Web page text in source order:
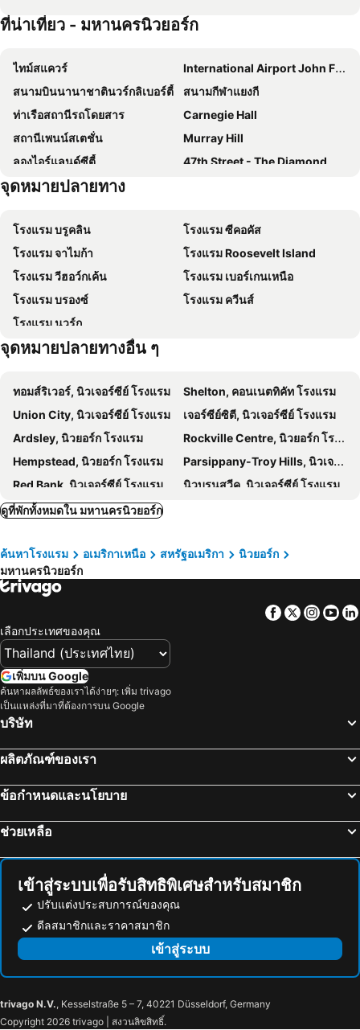
The Leo House
Park Central Hotel New York
Fitzpatrick Grand Central
The Renwick
Now Now Noho
AMTD Idea Tribeca Hotel
The Gallivant Times Square
Wyndham Garden Chinatown
Radio Hotel
เดอะ แมนฮัตตัน คลับ
Hyatt Grand Central New York
Royalton New York
โรงแรมคาร์ลตัน อาร์มส์
Moxy NYC Lower East Side
Residence Inn New York Manhattan/Central Park
Renaissance New York Harlem Hotel
Intercontinental Hotels New York Barclay By Ihg
Holiday Inn Nyc - Lower East Side By Ihg
Westgate New York Grand Central
โฟร์พอยท์ส บายเชอราตัน มิดทาวน์-ไทม์สแควร์
Kimpton Ashbel New York - Park Avenue
Romer Hell's Kitchen
Hotel Riu Plaza Manhattan Times Square
Hotel St. James
Mayfair Hotel, Ascend Hotel Collection
Hotel Riu Plaza New York Times Square
เดอะเวสทิน นิวยอร์ก ที่ไทม์สแควร์
The Knickerbocker Hotel
โรงแรมเบลเวเดียร์
Courtyard by Marriott New York Manhattan/Chelsea
เดอะเวสทิน นิวยอร์ก แกรนด์เซ็นทรัล
Even Hotel New York - Times Square South By Ihg
Waldorf Astoria New York
The Cloud One New York-Downtown, by the Motel One Group
ที่น่าเที่ยว - มหานครนิวยอร์ก
ไทม์สแควร์
International Airport John F. Kennedy
สนามบินนานาชาตินวร์กลิเบอร์ตี้
สนามกีฬาแยงกี
ท่าเรือสถานีรถโดยสาร
Carnegie Hall
สถานีเพนน์สเตชั่น
Murray Hill
ลองไอร์แลนด์ซีตี้
47th Street - The Diamond District
Grand Central 42nd St Metro Station
W 4th St Washington Sq (Upper) Metro Station
Times Sq 42nd St Metro Station
อีสต์วีจเรจ
Greenpoint
74th St Broadway Metro Station
Westminster Dog Show
Puerto Rican Day Parade
JFK Runway Run
Pop-Up! The Magical World of Movable Books
Union Square Autumn Fair
Orchid Show
East Broadway Metro Station
Grant City
Woodhaven
วอลสตรีท
West Farms Sq E Tremont Av Metro Station
Rockaway Park Beach 116 St Metro Station
137th St City College Metro Station
Van Nest
Bath Beach
จุดหมายปลายทาง
โรงแรม บรูคลิน
โรงแรม ซีคอคัส
โรงแรม จาไมก้า
โรงแรม Roosevelt Island
โรงแรม วีฮอว์กเค้น
โรงแรม เบอร์เกนเหนือ
โรงแรม บรองซ์
โรงแรม ควีนส์
โรงแรม นวร์ก
จุดหมายปลายทางอื่น ๆ
ทอมส์ริเวอร์, นิวเจอร์ซีย์ โรงแรม
Shelton, คอนเนตทิคัท โรงแรม
Union City, นิวเจอร์ซีย์ โรงแรม
เจอร์ซีย์ซิตี, นิวเจอร์ซีย์ โรงแรม
Ardsley, นิวยอร์ก โรงแรม
Rockville Centre, นิวยอร์ก โรงแรม
Hempstead, นิวยอร์ก โรงแรม
Parsippany-Troy Hills, นิวเจอร์ซีย์ โรงแรม
Red Bank, นิวเจอร์ซีย์ โรงแรม
นิวบรุนสวีค, นิวเจอร์ซีย์ โรงแรม
Ronkonkoma, นิวยอร์ก โรงแรม
ซีคอคัส, นิวเจอร์ซีย์ โรงแรม
จาไมก้า, นิวยอร์ก โรงแรม
Roosevelt Island, นิวยอร์ก โรงแรม
วีฮอว์กเค้น, นิวเจอร์ซีย์ โรงแรม
เบอร์เกนเหนือ, นิวเจอร์ซีย์ โรงแรม
ควีนส์, นิวยอร์ก โรงแรม
ลาสเวกัส, Nevada โรงแรม
ซานฟรานซิสโก, แคลิฟอร์เนีย โรงแรม
ซานต้าโรซ่าบีช, ฟลอริด้า โรงแรม
ฮอโนลูลู, ฮาวาย โรงแรม
พาร์คเกอร์, Colorado โรงแรม
ดูที่พักทั้งหมดใน มหานครนิวยอร์ก
ค้นหาโรงแรม อเมริกาเหนือ สหรัฐอเมริกา
นิวยอร์ก
มหานครนิวยอร์ก
Facebook
Twitter
เลือกประเทศของคุณ
เพิ่มบน Google
ค้นหาผลลัพธ์ของเราได้ง่ายๆ: เพิ่ม trivago
เป็นแหล่งที่มาที่ต้องการบน Google
บริษัท
ผลิตภัณฑ์ของเรา
ข้อกำหนดและนโยบาย
ช่วยเหลือ
เข้าสู่ระบบเพื่อรับสิทธิพิเศษสำหรับสมาชิก
ปรับแต่งประสบการณ์ของคุณ
ดีลสมาชิกและราคาสมาชิก
เข้าสู่ระบบ
trivago N.V., Kesselstraße 5 – 7, 40221 Düsseldorf, Germany
Copyright 2026 trivago | สงวนลิขสิทธิ์.